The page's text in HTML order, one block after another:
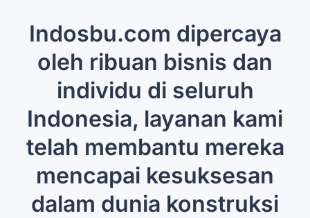
Indosbu.com dipercaya
oleh ribuan bisnis dan
individu di seluruh
Indonesia, layanan kami
telah membantu mereka
mencapai kesuksesan
dalam dunia konstruksi